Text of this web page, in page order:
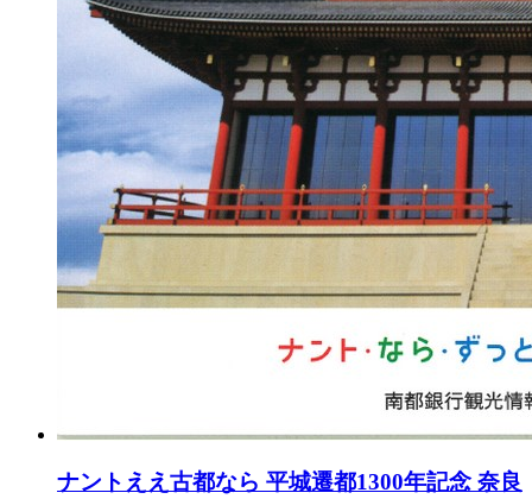
ナントええ古都なら 平城遷都1300年記念 奈良